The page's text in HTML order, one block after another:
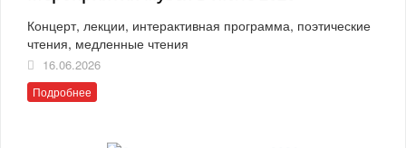
Концерт, лекции, интерактивная программа, поэтические
чтения, медленные чтения
16.06.2026
Подробнее